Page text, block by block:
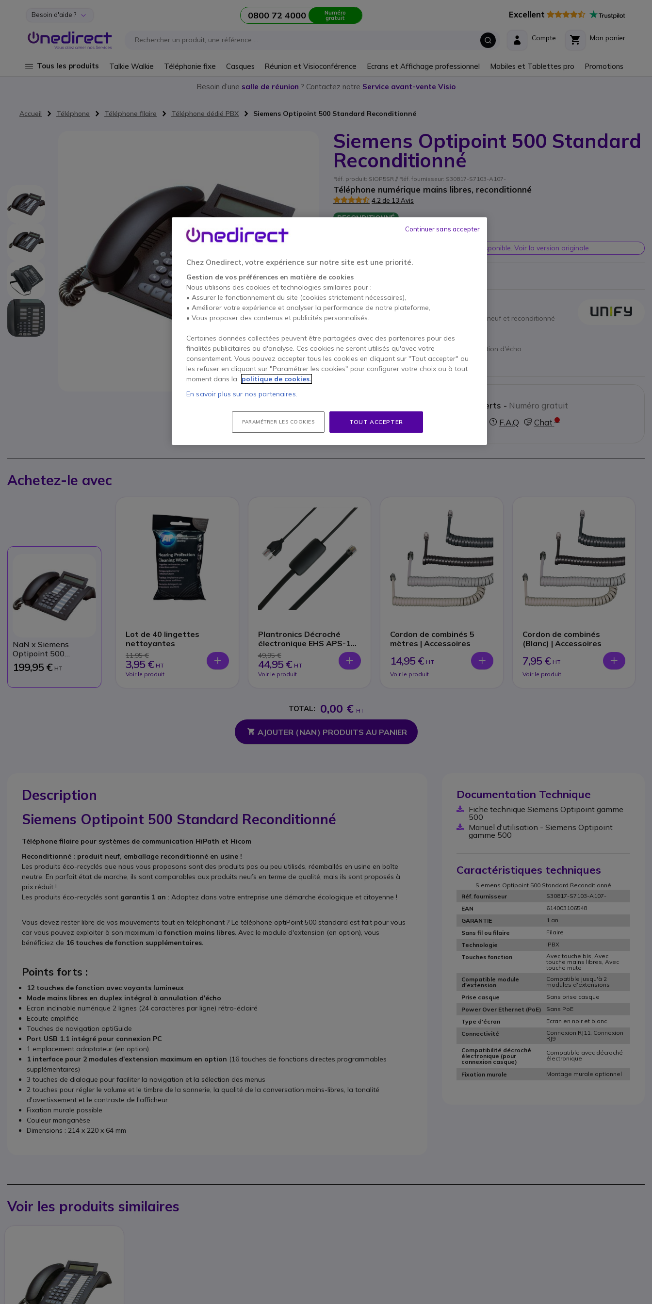
Aller au contenu
Besoin d'aide ? 0800 72 4000 Numéro
gratuit Excellent
Mon panier
Compte
Tous les produits Talkie Walkie Téléphonie fixe Casques Réunion et Visioconférence Ecrans et Affichage professionnel Mobiles et Tablettes pro Promotions
Besoin d’une salle de réunion ? Contactez notre Service avant-vente Visio
Accueil Téléphone Téléphone filaire Téléphone dédié PBX Siemens Optipoint 500 Standard Reconditionné
Siemens Optipoint 500 Standard
Reconditionné
Réf. produit: SIOP5SR // Réf. fournisseur: S30817-S7103-A107-
Téléphone numérique mains libres, reconditionné
4.2 de 13 Avis
RECONDITIONNÉ
239,94 € TTC
Version reconditionnée non disponible. Voir la version originale
1 an de garantie
Points Forts
Reconditionné, éco-recyclé :
produit remis à neuf et reconditionné
12 touches de fonction directes
Mode mains libres en duplex intégral à annulation d'écho
Afficheur inclinable numérique
Port USB pour connexion PC
Afficher plus
Contactez nos experts - Numéro gratuit
F.A.Q Chat
Achetez-le avec
NaN x Siemens
Optipoint 500
Standard
Reconditionné
199,95 € HT
Lot de 40 lingettes
nettoyantes
11,95 €
3,95 € HT
Voir le produit
Plantronics Décroché
électronique EHS APS-11 |
Accessoires
49,95 €
44,95 € HT
Voir le produit
Cordon de combinés 5
mètres | Accessoires
14,95 € HT
Voir le produit
Cordon de combinés
(Blanc) | Accessoires
7,95 € HT
Voir le produit
TOTAL: 0,00 € HT
AJOUTER (NAN) PRODUITS AU PANIER
Description
Siemens Optipoint 500 Standard Reconditionné
Téléphone filaire pour systèmes de communication HiPath et Hicom
Reconditionné : produit neuf, emballage reconditionné en usine !
Les produits éco-recyclés que nous vous proposons sont des produits pas ou peu utilisés, réemballés en usine en boîte
neutre. En parfait état de marche, ils sont comparables aux produits neufs en terme de qualité, mais ils sont proposés à
prix réduit !
Les produits éco-recyclés sont garantis 1 an : Adoptez dans votre entreprise une démarche écologique et citoyenne !
Vous devez rester libre de vos mouvements tout en téléphonant ? Le téléphone optiPoint 500 standard est fait pour vous
car vous pouvez exploiter à son maximum lafonction mains libres. Avec le module d'extension (en option), vous
bénéficiez de 16 touches de fonction supplémentaires.
Points forts :
12 touches de fonction avec voyants lumineux
Mode mains libres en duplex intégral à annulation d'écho
Ecran inclinable numérique 2 lignes (24 caractères par ligne) rétro-éclairé
Ecoute amplifiée
Touches de navigation optiGuide
Port USB 1.1 intégré pour connexion PC
1 emplacement adaptateur (en option)
1 interface pour 2 modules d'extension maximum en option (16 touches de fonctions directes programmables
supplémentaires)
3 touches de dialogue pour faciliter la navigation et la sélection des menus
2 touches pour régler le volume et le timbre de la sonnerie, la qualité de la conversation mains-libres, la tonalité
d'avertissement et le contraste de l'afficheur
Fixation murale possible
Couleur manganèse
Dimensions : 214 x 220 x 64 mm
Documentation Technique
Fiche technique Siemens Optipoint gamme
500
Manuel d'utilisation - Siemens Optipoint
gamme 500
Caractéristiques techniques
Siemens Optipoint 500 Standard Reconditionné
Réf. fournisseur
S30817-S7103-A107-
EAN
614003106548
GARANTIE
1 an
Sans fil ou filaire
Filaire
Technologie
IPBX
Touches fonction
Avec touche bis, Avec
touche mains libres, Avec
touche mute
Compatible module
d'extension
Compatible jusqu'à 2
modules d'extensions
Prise casque
Sans prise casque
Power Over Ethernet (PoE)
Sans PoE
Type d'écran
Ecran en noir et blanc
Connectivité
Connexion RJ11, Connexion
RJ9
Compatibilité décroché
électronique (pour
connexion casque)
Compatible avec décroché
électronique
Fixation murale Montage murale optionnel
Voir les produits similaires
Chez Onedirect, votre expérience sur notre site est une priorité.
Gestion de vos préférences en matière de cookies
Nous utilisons des cookies et technologies similaires pour :
• Assurer le fonctionnement du site (cookies strictement nécessaires),
• Améliorer votre expérience et analyser la performance de notre plateforme,
• Vous proposer des contenus et publicités personnalisés.
Certaines données collectées peuvent être partagées avec des partenaires pour des
finalités publicitaires ou d'analyse. Ces cookies ne seront utilisés qu'avec votre
consentement. Vous pouvez accepter tous les cookies en cliquant sur "Tout accepter" ou
les refuser en cliquant sur "Paramétrer les cookies" pour configurer votre choix ou à tout
moment dans la
politique de cookies.
En savoir plus sur nos partenaires.
PARAMÉTRER LES COOKIES TOUT ACCEPTER
Continuer sans accepter